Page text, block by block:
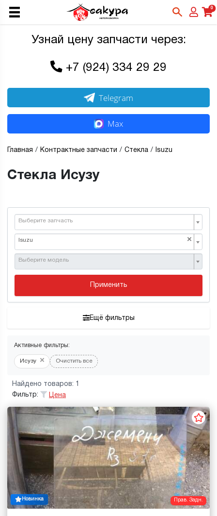
0
Узнай цену запчасти через:
+7 (924) 334 29 29
Telegram
Max
Главная Контрактные запчасти Стекла Isuzu
Стекла Исузу
Выберите запчасть
×
Isuzu
Выберите модель
Применить
Ещё фильтры
Активные фильтры:
Исузу × Очистить все
Найдено товаров: 1
Фильтр:
Цена
Прав. Задн.
Новинка